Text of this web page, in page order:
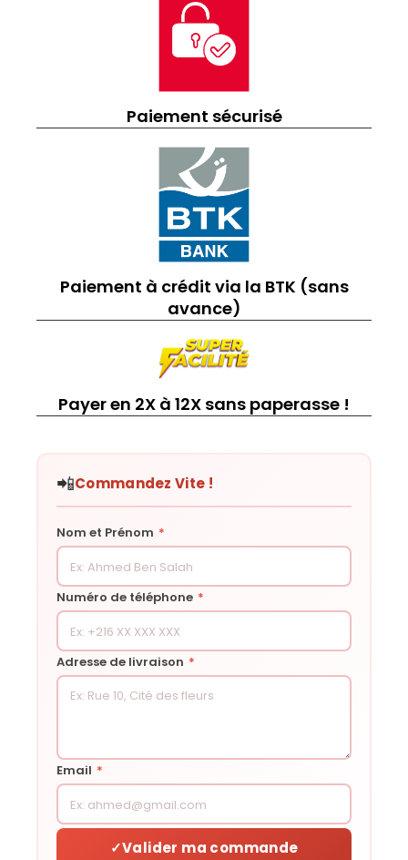
Paiement sécurisé
Paiement à crédit via la BTK (sans
avance)
Payer en 2X à 12X sans paperasse !
📲Commandez Vite !
Nom et Prénom *
Numéro de téléphone *
Adresse de livraison *
Email *
✓Valider ma commande